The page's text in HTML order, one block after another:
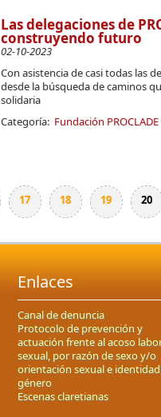
Las delegaciones de
construyendo futuro
02-10-2023
Con asistencia de casi todas las
desde la búsqueda de caminos
solidaria
Categoría: Fundación PROCLADE
17 18 19 20
Enlaces
Canal de denuncia
Protocolo de prevención y
actuación frente al acoso
sexual, por razón de sexo y/o
orientación sexual e
género
Escenas claretianas